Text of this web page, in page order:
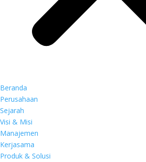
Beranda
Perusahaan
Sejarah
Visi & Misi
Manajemen
Kerjasama
Produk & Solusi